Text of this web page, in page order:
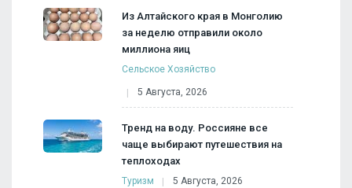
Из Алтайского края в Монголию
за неделю отправили около
миллиона яиц
Сельское Хозяйство
5 Августа, 2026
Тренд на воду. Россияне все
чаще выбирают путешествия на
теплоходах
Туризм 5 Августа, 2026